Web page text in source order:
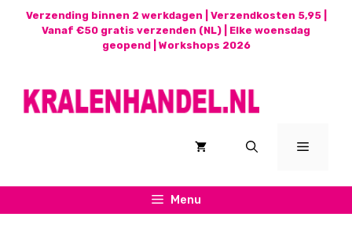
Verzending binnen 2 werkdagen | Verzendkosten 5,95 |
Vanaf €50 gratis verzenden (NL) | Elke woensdag
geopend | Workshops 2026
Menu
Menu